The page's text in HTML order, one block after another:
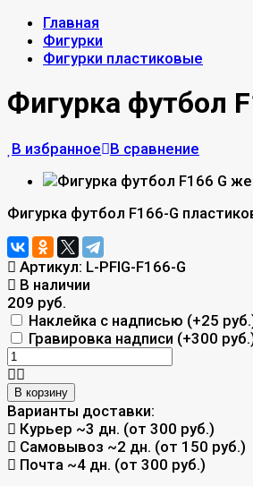
Главная
Фигурки
Фигурки пластиковые
Фигурка футбол
В избранное В сравнение
Фигурка футбол F166-G
Артикул: L-PFIG-F166-G
В наличии
209 руб.
Наклейка с надписью (+25 руб.
Гравировка надписи (+300 руб.
В корзину
Варианты доставки:
Курьер ~3 дн. (от 300 руб.)
Самовывоз ~2 дн. (от 150 руб.)
Почта ~4 дн. (от 300 руб.)